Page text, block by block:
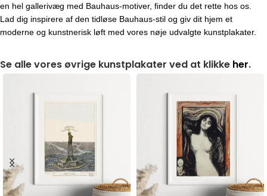
en hel gallerivæg med Bauhaus-motiver, finder du det rette hos os.
Lad dig inspirere af den tidløse Bauhaus-stil og giv dit hjem et
moderne og kunstnerisk løft med vores nøje udvalgte kunstplakater.
Se alle vores øvrige kunstplakater ved at klikke her.